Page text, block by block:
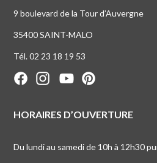
9 boulevard de la Tour d’Auvergne
35400 SAINT-MALO
Tél. 02 23 18 19 53
HORAIRES D’OUVERTURE
Du lundi au samedi de 10h à 12h30